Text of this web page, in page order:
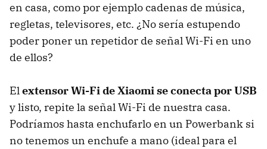
en casa, como por ejemplo cadenas de música,
regletas, televisores, etc. ¿No sería estupendo
poder poner un repetidor de señal Wi-Fi en uno
de ellos?
Elextensor Wi-Fi de Xiaomi se conecta por USB
y listo, repite la señal Wi-Fi de nuestra casa.
Podríamos hasta enchufarlo en un Powerbank si
no tenemos un enchufe a mano (ideal para el